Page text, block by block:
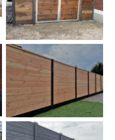
Dubbele poort
Douglas